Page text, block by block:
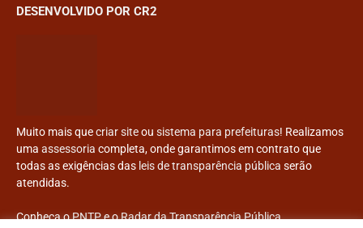
DESENVOLVIDO POR CR2
Muito mais quecriar siteou sistema para prefeituras! Realizamos
uma assessoria completa, onde garantimos em contrato que
todas as exigências das leis de transparência pública serão
atendidas.
Conheça oPNTPe oRadar da Transparência Pública